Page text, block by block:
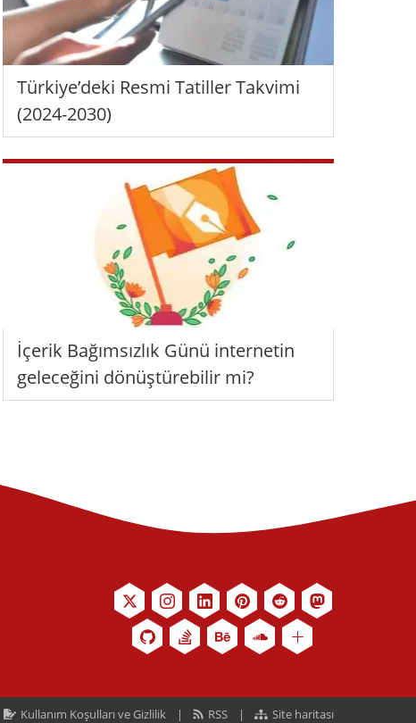
Türkiye’deki Resmi Tatiller Takvimi
(2024-2030)
İçerik Bağımsızlık Günü internetin
geleceğini dönüştürebilir mi?
Kullanım Koşulları ve Gizlilik RSS Site haritası